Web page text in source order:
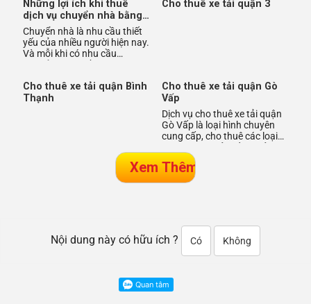
dịch vụ chuyển nhà bằng
xe tải
Chuyển nhà là nhu cầu thiết
Thạnh
Vấp
Dịch vụ cho thuê xe tải quận
xe từ xe bán tải đến xe tải với
nhiều tải trọn